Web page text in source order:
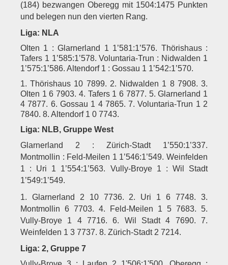
(184) bezwangen Oberegg mit 1504:1475 Punkten
und belegen nun den vierten Rang.
Liga: NLA
Olten 1 : Glarnerland 1 1’581:1’576. Thörishaus :
Tafers 1 1’585:1’578. Voluntaria-Trun : Nidwalden 1
1’575:1’586. Altendorf 1 : Gossau 1 1’542:1’570.
1. Thörishaus 10 7899. 2. Nidwalden 1 8 7908. 3.
Olten 1 6 7903. 4. Tafers 1 6 7877. 5. Glarnerland 1
4 7877. 6. Gossau 1 4 7865. 7. Voluntaria-Trun 1 2
7840. 8. Altendorf 1 0 7743.
Liga: NLB, Gruppe West
Glarnerland 2 : Zürich-Stadt 1’550:1’337.
Montmollin : Feld-Meilen 1 1’546:1’549. Weinfelden
1 : Uri 1 1’554:1’563. Vully-Broye 1 : Wil Stadt
1’549:1’549.
1. Glarnerland 2 10 7736. 2. Uri 1 6 7748. 3.
Montmollin 6 7703. 4. Feld-Meilen 1 5 7683. 5.
Vully-Broye 1 4 7716. 6. Wil Stadt 4 7690. 7.
Weinfelden 1 3 7737. 8. Zürich-Stadt 2 7214.
Liga: 2, Gruppe 7